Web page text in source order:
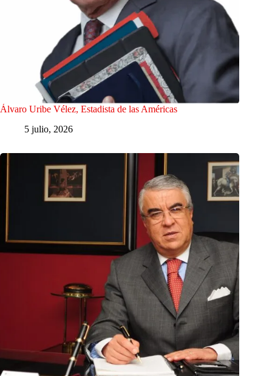
Álvaro Uribe Vélez, Estadista de las Américas
5 julio, 2026